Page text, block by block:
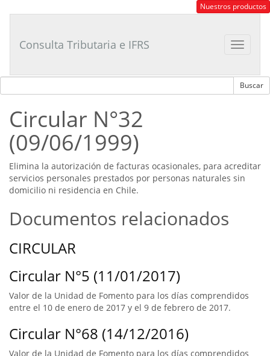
Tributario
Nuestros productos
Toggle
Consulta Tributaria e IFRS
Circular N°32
(09/06/1999)
Elimina la autorización de facturas ocasionales, para acreditar
servicios personales prestados por personas naturales sin
domicilio ni residencia en Chile.
Documentos relacionados
CIRCULAR
Circular N°5 (11/01/2017)
Valor de la Unidad de Fomento para los días comprendidos
entre el 10 de enero de 2017 y el 9 de febrero de 2017.
Circular N°68 (14/12/2016)
Valor de la Unidad de Fomento para los días comprendidos